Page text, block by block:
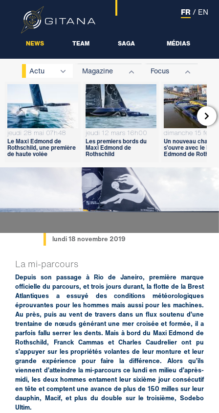
NEWS TEAM SAGA MÉDIAS
FR / EN
Actu Magazine Focus
jeudi 28 mai 07h48
Le Maxi Edmond de
Rothschild, une première
de haute volée
jeudi 12 mars 16h00
Les premiers bords du
Maxi Edmond de
Rothschild
dimanche 15
Un nouveau
s’ouvre avec le Maxi
Edmond de

lundi 18 novembre 2019
La mi-parcours
Depuis son passage à Rio de Janeiro, première marque
officielle du parcours, et trois jours durant, la flotte de la Brest
Atlantiques a essuyé des conditions météorologiques
éprouvantes pour les hommes mais aussi pour les machines.
Au près, puis au vent de travers dans un flux soutenu d’une
trentaine de nœuds générant une mer croisée et formée, il a
parfois fallu serrer les dents. Mais à bord du Maxi Edmond de
Rothschild, Franck Cammas et Charles Caudrelier ont pu
s’appuyer sur les propriétés volantes de leur monture et leur
grande expérience pour faire la différence. Alors qu’ils
viennent d’atteindre la mi-parcours ce lundi en milieu d’après-
midi, les deux hommes entament leur sixième jour consécutif
en tête et comptent une avance de plus de 150 milles sur leur
dauphin, Macif, et plus du double sur le troisième, Sodebo
Ultim.